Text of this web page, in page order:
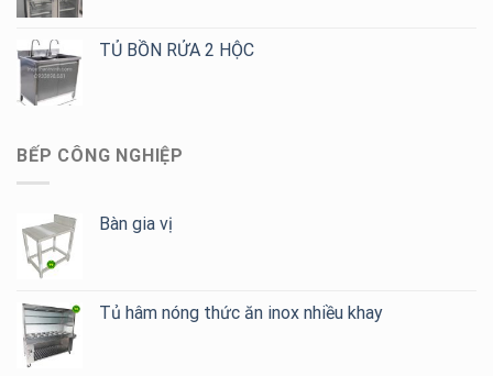
TỦ BỒN RỬA 2 HỘC
BẾP CÔNG NGHIỆP
Bàn gia vị
Tủ hâm nóng thức ăn inox nhiều khay